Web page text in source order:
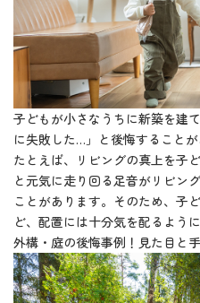
子どもが小さなうちに新築を建
に失敗した…」と後悔することが
たとえば、リビングの真上を子
と元気に走り回る足音がリビン
ことがあります。そのため、子
ど、配置には十分気を配るよう
外構・庭の後悔事例！見た目と